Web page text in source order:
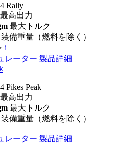
Rally
最高出力
最大トルク
装備重量（燃料を除く）
i
レーター 製品詳細
Pikes Peak
最高出力
最大トルク
装備重量（燃料を除く）
レーター 製品詳細